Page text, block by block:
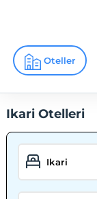
Oteller
Ikari Otelleri